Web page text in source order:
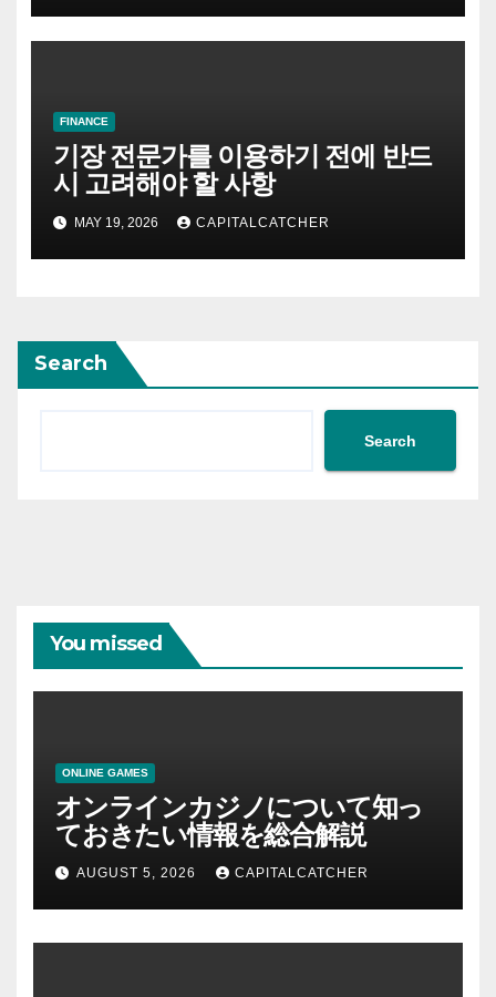
FINANCE
기장 전문가를 이용하기 전에 반드
시 고려해야 할 사항
MAY 19, 2026 CAPITALCATCHER
Search
Search
You missed
ONLINE GAMES
オンラインカジノについて知っ
ておきたい情報を総合解説
AUGUST 5, 2026 CAPITALCATCHER